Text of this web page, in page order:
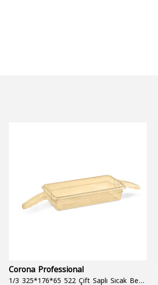
Corona Professional
1/3 325*176*65 522 Çift Saplı Sıcak Bekletme Tepsisi